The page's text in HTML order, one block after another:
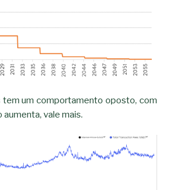
tem um comportamento oposto, com
vale mais.